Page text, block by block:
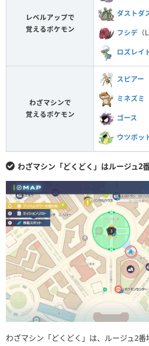
レベルアップで
覚えるポケモン
ダストダ
フシデ （
ロズレイ
わざマシンで
覚えるポケモン
スピアー
ミネズミ
ゴース
ウツボッ
わざマシン「どくどく」はルージュ2
わざマシン「どくどく」は、ルージュ2